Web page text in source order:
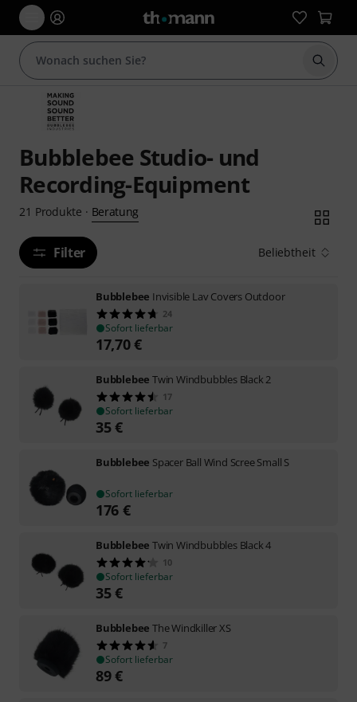
Suche
Bubblebee Studio- und
Recording-Equipment
21 Produkte · Beratung
Filter Beliebtheit
Bubblebee Invisible Lav Covers Outdoor
24
Sofort lieferbar
17,70€
Bubblebee Twin Windbubbles Black 2
17
Sofort lieferbar
35€
Bubblebee Spacer Ball Wind Scree Small S
Sofort lieferbar
176 €
Bubblebee Twin Windbubbles Black 4
10
Sofort lieferbar
35€
Bubblebee The Windkiller XS
7
Sofort lieferbar
89€